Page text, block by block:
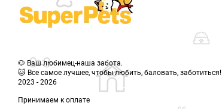
🐶 Ваш любимец-наша забота.
🐱 Все самое лучшее, чтобы любить, баловать, заботиться!
2023 - 2026
Принимаем к оплате